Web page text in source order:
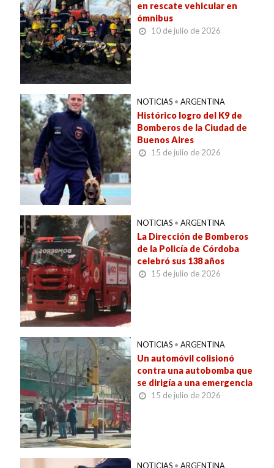
en rescate vehicular en
ómnibus
10 de julio de 2026
NOTICIAS • ARGENTINA
Histórico logro del K9 de
Bomberos de la Ciudad de
Buenos Aires
15 de julio de 2026
NOTICIAS • ARGENTINA
La Dirección de Bomberos
de la Policía de Córdoba
celebró sus 138 años
15 de julio de 2026
NOTICIAS • ARGENTINA
Un automóvil colisionó
contra una autobomba que
se dirigía a una emergencia
15 de julio de 2026
NOTICIAS • ARGENTINA